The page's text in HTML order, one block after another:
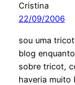
Cristina
22/09/2006
sou uma
blog
sobre tricot,
haveria muito